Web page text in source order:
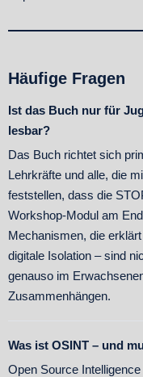
Häufige Fragen
Ist das Buch nur für
lesbar?
Das Buch richtet sich
Lehrkräfte und alle, die
feststellen, dass die
Workshop-Modul am
Mechanismen, die
digitale Isolation – sind
genauso im
Zusammenhängen.
Was ist OSINT – und
Open Source